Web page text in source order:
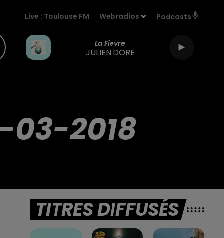
Live : Toulouse FM Webradios Podcasts
La Fievre
JULIEN DORE
03-2018
TITRES DIFFUSÉS